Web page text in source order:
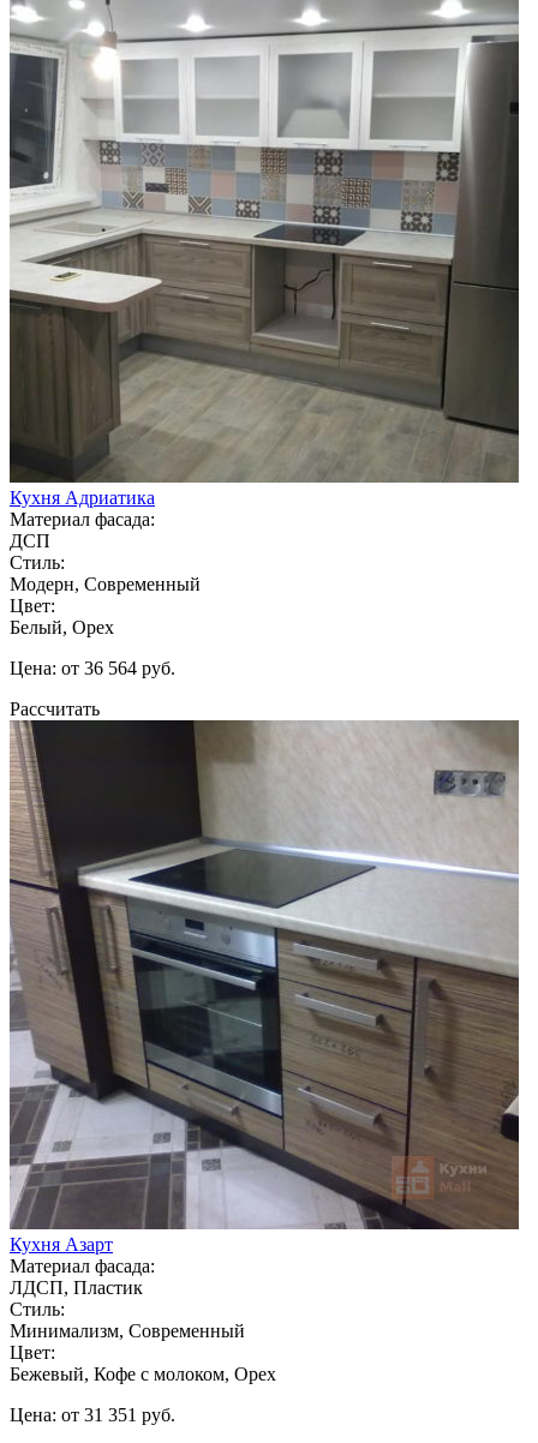
Кухня Адриатика
Материал фасада:
ДСП
Стиль:
Модерн, Современный
Цвет:
Белый, Орех
Цена: от 36 564 руб.
Рассчитать
Кухня Азарт
Материал фасада:
ЛДСП, Пластик
Стиль:
Минимализм, Современный
Цвет:
Бежевый, Кофе с молоком, Орех
Цена: от 31 351 руб.